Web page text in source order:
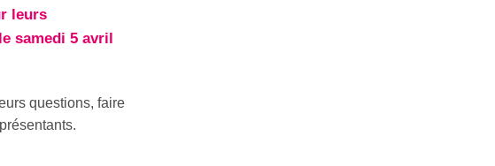
leurs
samedi 5 avril
questions, faire